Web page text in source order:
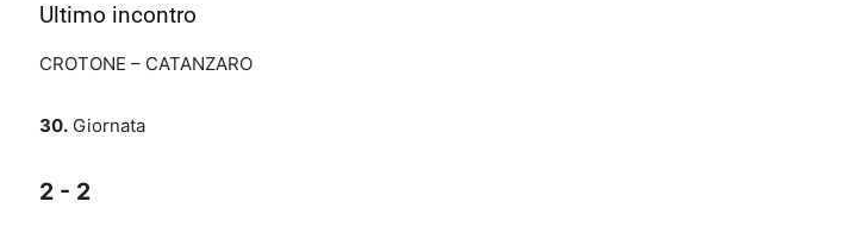
Ultimo incontro
CROTONE – CATANZARO
30. Giornata
2 - 2